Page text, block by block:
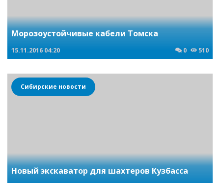
Морозоустойчивые кабели Томска
15.11.2016 04:20 0 510
Сибирские новости
Новый экскаватор для шахтеров Кузбасса